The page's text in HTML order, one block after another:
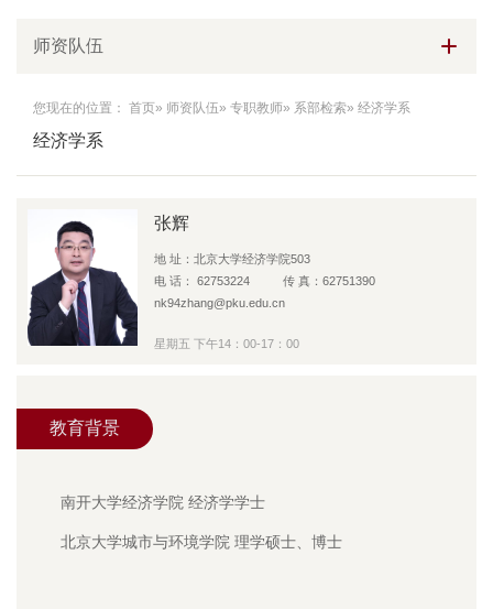
师资队伍
您现在的位置： 首页» 师资队伍» 专职教师» 系部检索» 经济学系
经济学系
张辉
地 址：北京大学经济学院503
电 话： 62753224 传 真：62751390
nk94zhang@pku.edu.cn
星期五 下午14：00-17：00
教育背景
南开大学经济学院 经济学学士
北京大学城市与环境学院 理学硕士、博士